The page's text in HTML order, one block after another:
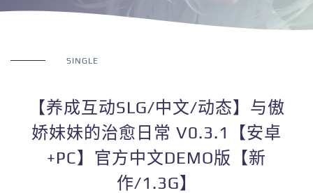
SINGLE
【养成互动SLG/中文/动态】与傲
娇妹妹的治愈日常 V0.3.1【安卓
+PC】官方中文DEMO版【新
作/1.3G】